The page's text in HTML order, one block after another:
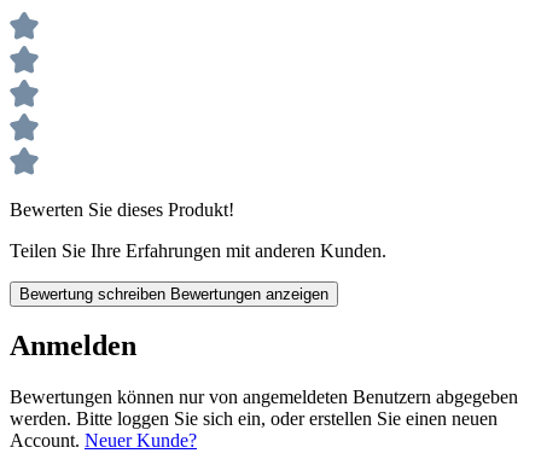
Bewerten Sie dieses Produkt!
Teilen Sie Ihre Erfahrungen mit anderen Kunden.
Bewertung schreiben Bewertungen anzeigen
Anmelden
Bewertungen können nur von angemeldeten Benutzern abgegeben
werden. Bitte loggen Sie sich ein, oder erstellen Sie einen neuen
Account. Neuer Kunde?